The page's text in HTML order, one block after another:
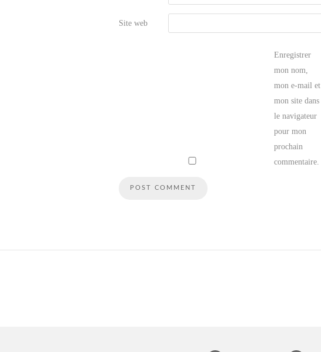
Site web
Enregistrer
mon nom,
mon e-mail et
mon site dans
le navigateur
pour mon
prochain
commentaire.